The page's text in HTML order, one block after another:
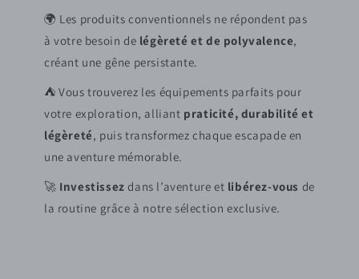
🌍 Les produits conventionnels ne répondent pas
à votre besoin de légèreté et de polyvalence,
créant une gêne persistante.
⛺ Vous trouverez les équipements parfaits pour
votre exploration, alliant praticité, durabilité et
légèreté, puis transformez chaque escapade en
une aventure mémorable.
🚀 Investissezdans l’aventure et libérez-vous de
la routine grâce à notre sélection exclusive.